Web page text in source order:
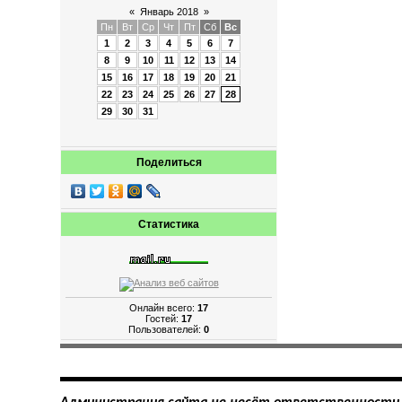
« Январь 2018 »
Пн
Вт Ср Чт Пт Сб
Вс
1
2 3 4 5 6
7
8
9 10 11 12 13
14
15
16 17 18 19 20
21
22
23 24 25 26 27
28
29
30 31
Поделиться
Статистика
Онлайн всего:17
Гостей:17
Пользователей:0